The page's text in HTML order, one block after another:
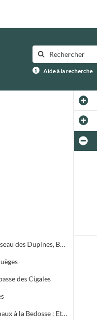
Aide à la recherche
S.I.E.E. - Aménagement hydraulique du ruisseau des Dupines, Basse-Prairie Nord et Sud, communes d'Alès et Saint-Christol-les-Alès
des Cigales
Projet d'élargissement du chemin des Espinaux à la Bedosse : Etat parcellaire après cession à la ville 1996/1997